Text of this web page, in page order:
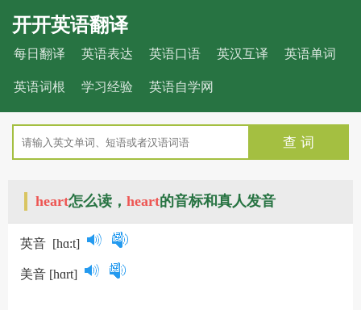
开开英语翻译
每日翻译 英语表达 英语口语 英汉互译 英语单词
英语词根 学习经验 英语自学网
查 词
heart怎么读， heart的音标和真人发音
英音 [hɑ:t]
美音 [hɑrt]